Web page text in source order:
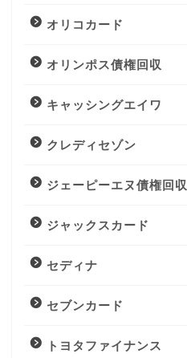
オリコカード
オリンポス債権回収
キャッシングエイワ
クレディセゾン
ジェーピーエヌ債権回収
ジャックスカード
セディナ
セブンカード
トヨタファイナンス